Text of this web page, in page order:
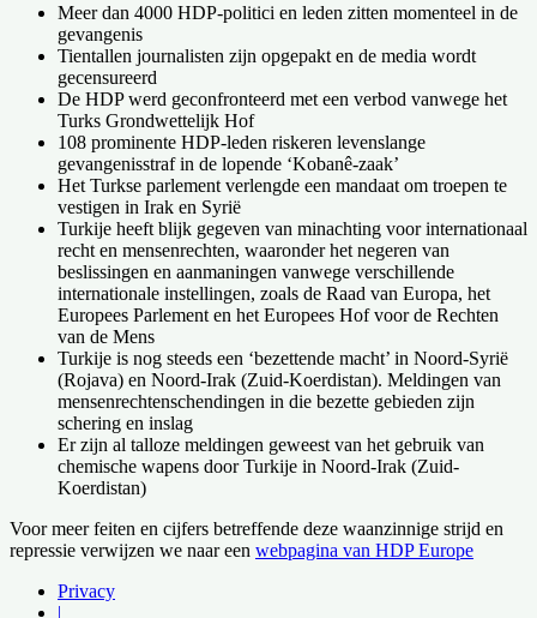
Meer dan 4000 HDP-politici en leden zitten momenteel in de
gevangenis
Tientallen journalisten zijn opgepakt en de media wordt
gecensureerd
De HDP werd geconfronteerd met een verbod vanwege het
Turks Grondwettelijk Hof
108 prominente HDP-leden riskeren levenslange
gevangenisstraf in de lopende ‘Kobanê-zaak’
Het Turkse parlement verlengde een mandaat om troepen te
vestigen in Irak en Syrië
Turkije heeft blijk gegeven van minachting voor internationaal
recht en mensenrechten, waaronder het negeren van
beslissingen en aanmaningen vanwege verschillende
internationale instellingen, zoals de Raad van Europa, het
Europees Parlement en het Europees Hof voor de Rechten
van de Mens
Turkije is nog steeds een ‘bezettende macht’ in Noord-Syrië
(Rojava) en Noord-Irak (Zuid-Koerdistan). Meldingen van
mensenrechtenschendingen in die bezette gebieden zijn
schering en inslag
Er zijn al talloze meldingen geweest van het gebruik van
chemische wapens door Turkije in Noord-Irak (Zuid-
Koerdistan)
Voor meer feiten en cijfers betreffende deze waanzinnige strijd en
repressie verwijzen we naar een webpagina van HDP Europe
Privacy
|